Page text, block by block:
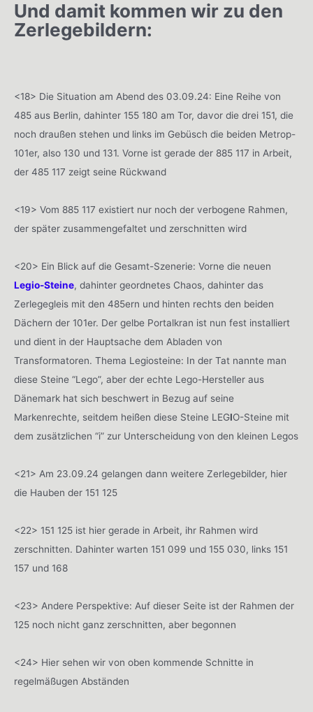
Und damit kommen wir zu den
Zerlegebildern:
<18> Die Situation am Abend des 03.09.24: Eine Reihe von
485 aus Berlin, dahinter 155 180 am Tor, davor die drei 151, die
noch draußen stehen und links im Gebüsch die beiden Metrop-
101er, also 130 und 131. Vorne ist gerade der 885 117 in Arbeit,
der 485 117 zeigt seine Rückwand
<19> Vom 885 117 existiert nur noch der verbogene Rahmen,
der später zusammengefaltet und zerschnitten wird
<20> Ein Blick auf die Gesamt-Szenerie: Vorne die neuen
Legio-Steine, dahinter geordnetes Chaos, dahinter das
Zerlegegleis mit den 485ern und hinten rechts den beiden
Dächern der 101er. Der gelbe Portalkran ist nun fest installiert
und dient in der Hauptsache dem Abladen von
Transformatoren. Thema Legiosteine: In der Tat nannte man
diese Steine “Lego”, aber der echte Lego-Hersteller aus
Dänemark hat sich beschwert in Bezug auf seine
Markenrechte, seitdem heißen diese Steine LEGIO-Steine mit
dem zusätzlichen “i” zur Unterscheidung von den kleinen Legos
<21> Am 23.09.24 gelangen dann weitere Zerlegebilder, hier
die Hauben der 151 125
<22> 151 125 ist hier gerade in Arbeit, ihr Rahmen wird
zerschnitten. Dahinter warten 151 099 und 155 030, links 151
157 und 168
<23> Andere Perspektive: Auf dieser Seite ist der Rahmen der
125 noch nicht ganz zerschnitten, aber begonnen
<24> Hier sehen wir von oben kommende Schnitte in
regelmäßugen Abständen